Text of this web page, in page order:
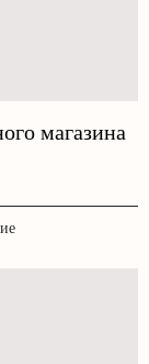
магазина